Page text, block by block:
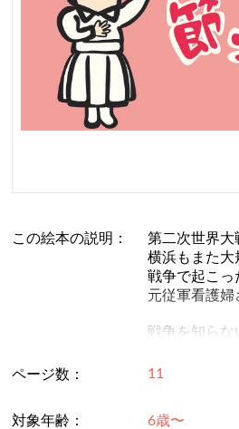
この絵本の説明：
第二次世界大
横浜もまた大
戦争で起こっ
元従軍看護
戦争を知らな
ページ数： 11
対象年齢： 6歳〜